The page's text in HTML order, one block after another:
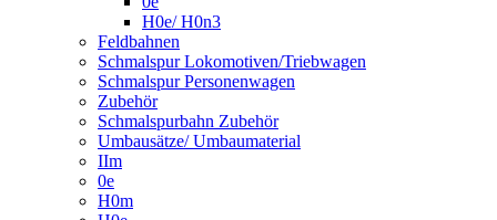
H0e/ H0n3
Feldbahnen
Schmalspur Lokomotiven/Triebwagen
Schmalspur Personenwagen
Zubehör
Schmalspurbahn Zubehör
Umbausätze/ Umbaumaterial
IIm
0e
H0m